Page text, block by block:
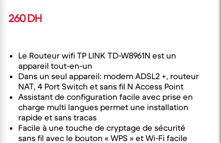
260 DH
Le Routeur wifi TP LINK TD-W8961N est un
appareil tout-en-un
Dans un seul appareil: modem ADSL2 +, routeur
NAT, 4 Port Switch et sans fil N Access Point
Assistant de configuration facile avec prise en
charge multi langues permet une installation
rapide et sans tracas
Facile à une touche de cryptage de sécurité
sans fil avec le bouton « WPS » et Wi-Fi facile